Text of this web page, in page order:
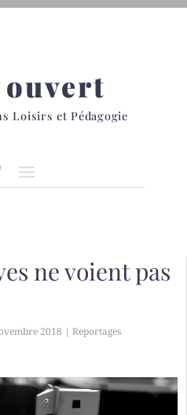
Loisirs et Pédagogie
ne voient pas
2018 | Reportages